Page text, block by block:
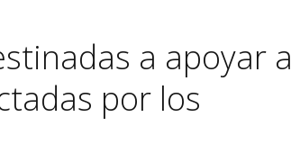
a apoyar a
por los